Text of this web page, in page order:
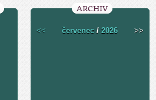
ARCHIV
<< červenec /2026 >>